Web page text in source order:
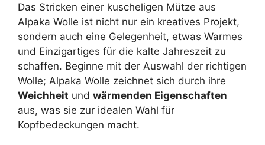
Das Stricken einer kuscheligen Mütze aus
Alpaka Wolle ist nicht nur ein kreatives Projekt,
sondern auch eine Gelegenheit, etwas Warmes
und Einzigartiges für die kalte Jahreszeit zu
schaffen. Beginne mit der Auswahl der richtigen
Wolle; Alpaka Wolle zeichnet sich durch ihre
Weichheit und wärmenden Eigenschaften
aus, was sie zur idealen Wahl für
Kopfbedeckungen macht.